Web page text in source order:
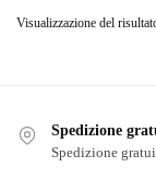
Visualizzazione del
Spedizione
Spedizione